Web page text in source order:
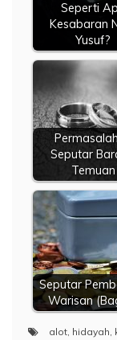
Seperti
Kesabaran
Yusuf?
Seputar
Temuan
Seputar
Warisan
alot, hidayah,